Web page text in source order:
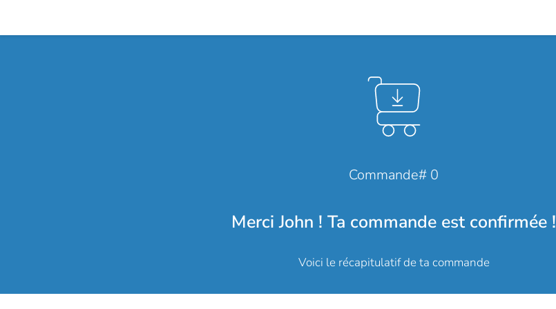
Commande# 0
Merci John ! Ta commande est confirmée !
Voici le récapitulatif de ta commande